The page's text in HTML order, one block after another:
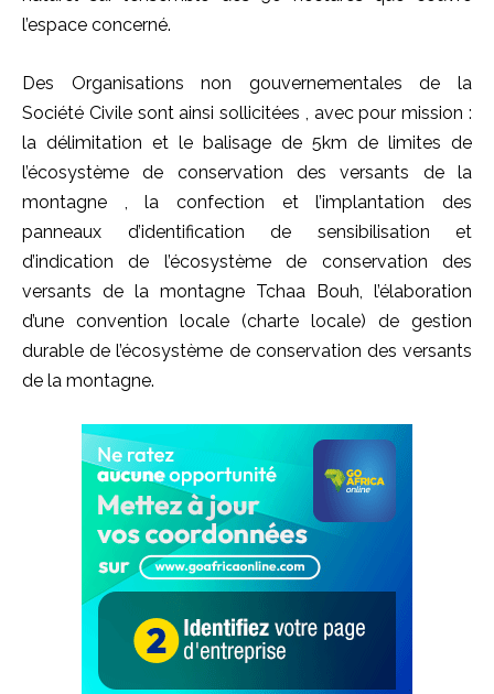
l’espace concerné.
Des Organisations non gouvernementales de la
Société Civile sont ainsi sollicitées , avec pour mission :
la délimitation et le balisage de 5km de limites de
l’écosystème de conservation des versants de la
montagne , la confection et l’implantation des
panneaux d’identification de sensibilisation et
d’indication de l’écosystème de conservation des
versants de la montagne Tchaa Bouh, l’élaboration
d’une convention locale (charte locale) de gestion
durable de l’écosystème de conservation des versants
de la montagne.